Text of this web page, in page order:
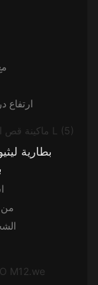
ارتفاع
بطارية ليثيوم أيون 2600
من